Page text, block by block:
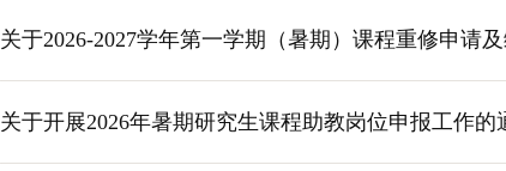
关于2026-2027学年第一学期（暑期）课程重修申请
关于开展2026年暑期研究生课程助教岗位申报工作的